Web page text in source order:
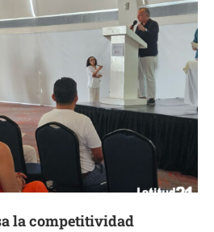
la competitividad